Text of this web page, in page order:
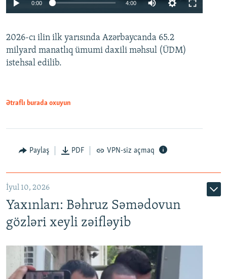
Auto 240p 360p 480p
0:00 4:00
360p
480p
2026-cı ilin ilk yarısında Azərbaycanda 65.2
milyard manatlıq ümumi daxili məhsul (ÜDM)
istehsal edilib.
Ətraflı burada oxuyun
Paylaş PDF VPN-siz açmaq
İyul 10, 2026
Yaxınları: Bəhruz Səmədovun
gözləri xeyli zəifləyib